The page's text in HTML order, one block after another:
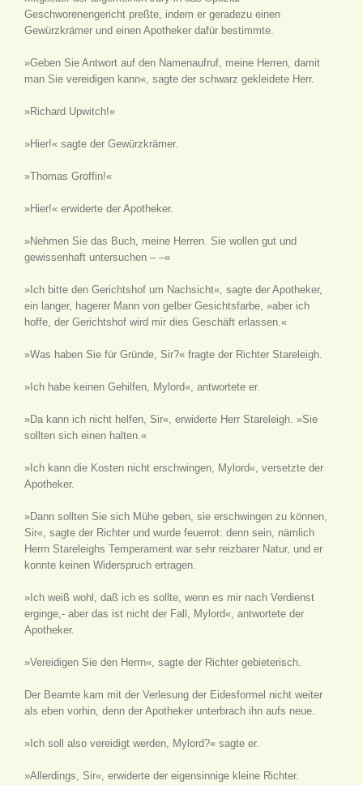
Geschworenengericht preßte, indem er geradezu einen
Gewürzkrämer und einen Apotheker dafür bestimmte.
»Geben Sie Antwort auf den Namenaufruf, meine Herren, damit
man Sie vereidigen kann«, sagte der schwarz gekleidete Herr.
»Richard Upwitch!«
»Hier!« sagte der Gewürzkrämer.
»Thomas Groffin!«
»Hier!« erwiderte der Apotheker.
»Nehmen Sie das Buch, meine Herren. Sie wollen gut und
gewissenhaft untersuchen – –«
»Ich bitte den Gerichtshof um Nachsicht«, sagte der Apotheker,
ein langer, hagerer Mann von gelber Gesichtsfarbe, »aber ich
hoffe, der Gerichtshof wird mir dies Geschäft erlassen.«
»Was haben Sie für Gründe, Sir?« fragte der Richter Stareleigh.
»Ich habe keinen Gehilfen, Mylord«, antwortete er.
»Da kann ich nicht helfen, Sir«, erwiderte Herr Stareleigh. »Sie
sollten sich einen halten.«
»Ich kann die Kosten nicht erschwingen, Mylord«, versetzte der
Apotheker.
»Dann sollten Sie sich Mühe geben, sie erschwingen zu können,
Sir«, sagte der Richter und wurde feuerrot: denn sein, nämlich
Herrn Stareleighs Temperament war sehr reizbarer Natur, und er
konnte keinen Widerspruch ertragen.
»Ich weiß wohl, daß ich es sollte, wenn es mir nach Verdienst
erginge,- aber das ist nicht der Fall, Mylord«, antwortete der
Apotheker.
»Vereidigen Sie den Herrn«, sagte der Richter gebieterisch.
Der Beamte kam mit der Verlesung der Eidesformel nicht weiter
als eben vorhin, denn der Apotheker unterbrach ihn aufs neue.
»Ich soll also vereidigt werden, Mylord?« sagte er.
»Allerdings, Sir«, erwiderte der eigensinnige kleine Richter.